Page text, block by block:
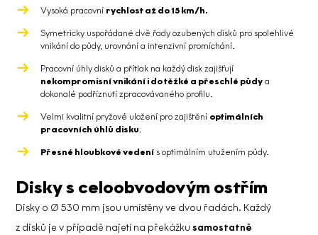
Vysoká pracovní rychlost až do 15 km/h.
Symetricky uspořádané dvě řady ozubených disků pro spolehlivé
vnikání do půdy, urovnání a intenzivní promíchání.
Pracovní úhly disků a přítlak na každý disk zajišťují
nekompromisní vnikání i do těžké a přeschlé půdy a
dokonalé podříznutí zpracovávaného profilu.
Velmi kvalitní pryžové uložení pro zajištění optimálních
pracovních úhlů disku.
Přesné hloubkové vedení s optimálním utužením půdy.
Disky s celoobvodovým ostřím
Disky o Ø 530 mm jsou umístěny ve dvou řadách. Každý
z disků je v případě najetí na překážkusamostatně